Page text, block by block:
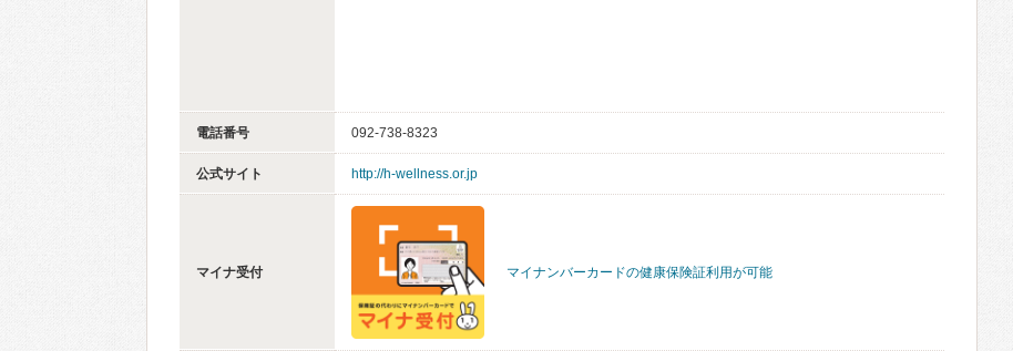
電話番号 092-738-8323
公式サイト http://h-wellness.or.jp
マイナ受付 マイナンバーカードの健康保険証利用が可能